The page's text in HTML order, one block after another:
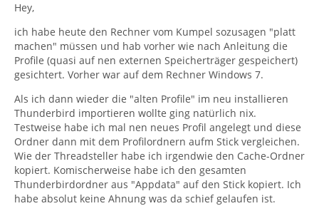
Hey,
ich habe heute den Rechner vom Kumpel sozusagen "platt
machen" müssen und hab vorher wie nach Anleitung die
Profile (quasi auf nen externen Speicherträger gespeichert)
gesichtert. Vorher war auf dem Rechner Windows 7.
Als ich dann wieder die "alten Profile" im neu installieren
Thunderbird importieren wollte ging natürlich nix.
Testweise habe ich mal nen neues Profil angelegt und diese
Ordner dann mit dem Profilordnern aufm Stick vergleichen.
Wie der Threadsteller habe ich irgendwie den Cache-Ordner
kopiert. Komischerweise habe ich den gesamten
Thunderbirdordner aus "Appdata" auf den Stick kopiert. Ich
habe absolut keine Ahnung was da schief gelaufen ist.